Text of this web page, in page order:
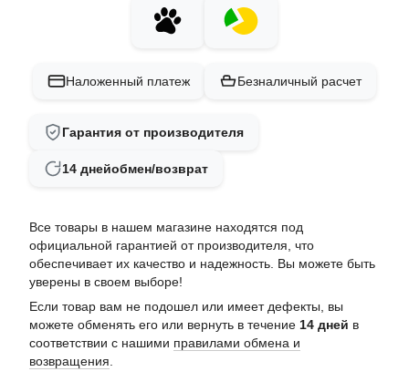
Наложенный платеж Безналичный расчет
Гарантия от производителя
14 днейобмен/возврат
Все товары в нашем магазине находятся под
официальной гарантией от производителя, что
обеспечивает их качество и надежность. Вы можете быть
уверены в своем выборе!
Если товар вам не подошел или имеет дефекты, вы
можете обменять его или вернуть в течение 14 дней в
соответствии с нашими правилами обмена и
возвращения